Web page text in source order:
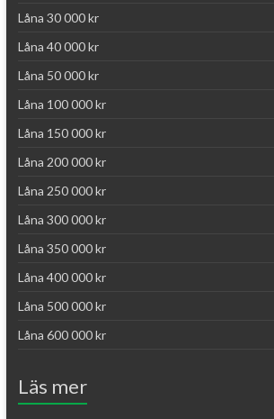
Låna 30 000 kr
Låna 40 000 kr
Låna 50 000 kr
Låna 100 000 kr
Låna 150 000 kr
Låna 200 000 kr
Låna 250 000 kr
Låna 300 000 kr
Låna 350 000 kr
Låna 400 000 kr
Låna 500 000 kr
Låna 600 000 kr
Läs mer